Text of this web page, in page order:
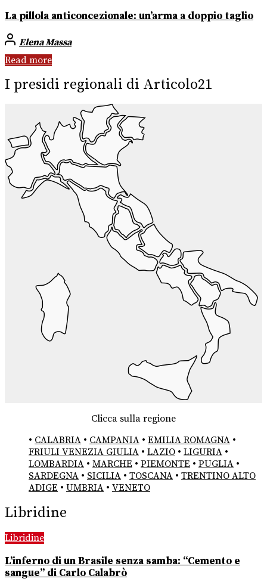
La pillola anticoncezionale: un’arma a doppio taglio
Elena Massa
Read more
I presidi regionali di Articolo21
Clicca sulla regione
• CALABRIA • CAMPANIA • EMILIA ROMAGNA •
FRIULI VENEZIA GIULIA • LAZIO • LIGURIA •
LOMBARDIA • MARCHE • PIEMONTE • PUGLIA •
SARDEGNA • SICILIA • TOSCANA • TRENTINO ALTO
ADIGE • UMBRIA • VENETO
Libridine
Libridine
L’inferno di un Brasile senza samba: “Cemento e
sangue” di Carlo Calabrò